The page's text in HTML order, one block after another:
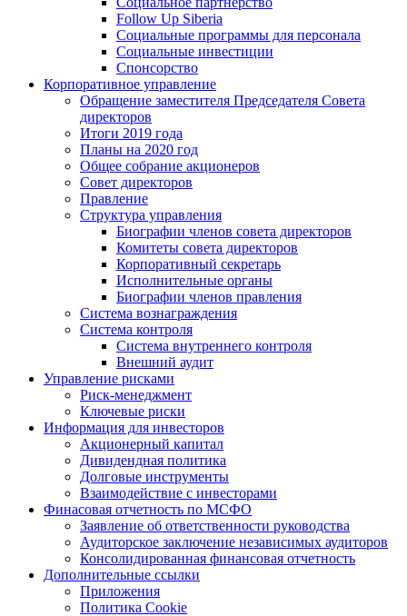
Follow Up Siberia
Социальные программы для персонала
Социальные инвестиции
Спонсорство
Корпоративное управление
Обращение заместителя Председателя Совета
директоров
Итоги 2019 года
Планы на 2020 год
Общее собрание акционеров
Совет директоров
Правление
Структура управления
Биографии членов совета директоров
Комитеты совета директоров
Корпоративный секретарь
Исполнительные органы
Биографии членов правления
Система вознаграждения
Система контроля
Система внутреннего контроля
Внешний аудит
Управление рисками
Риск-менеджмент
Ключевые риски
Информация для инвесторов
Акционерный капитал
Дивидендная политика
Долговые инструменты
Взаимодействие с инвеcторами
Финасовая отчетность по МСФО
Заявление об ответственности руководства
Аудиторское заключение независимых аудиторов
Консолидированная финансовая отчетность
Дополнительные ссылки
Приложения
Политика Cookie